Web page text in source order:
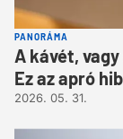
PANORÁMA
A kávét,
Ez az apró
2026. 05. 31.